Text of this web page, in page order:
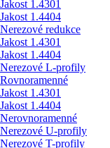
Jakost 1.4301
Jakost 1.4404
Nerezové redukce
Jakost 1.4301
Jakost 1.4404
Nerezové L-profily
Rovnoramenné
Jakost 1.4301
Jakost 1.4404
Nerovnoramenné
Nerezové U-profily
Nerezové T-profily